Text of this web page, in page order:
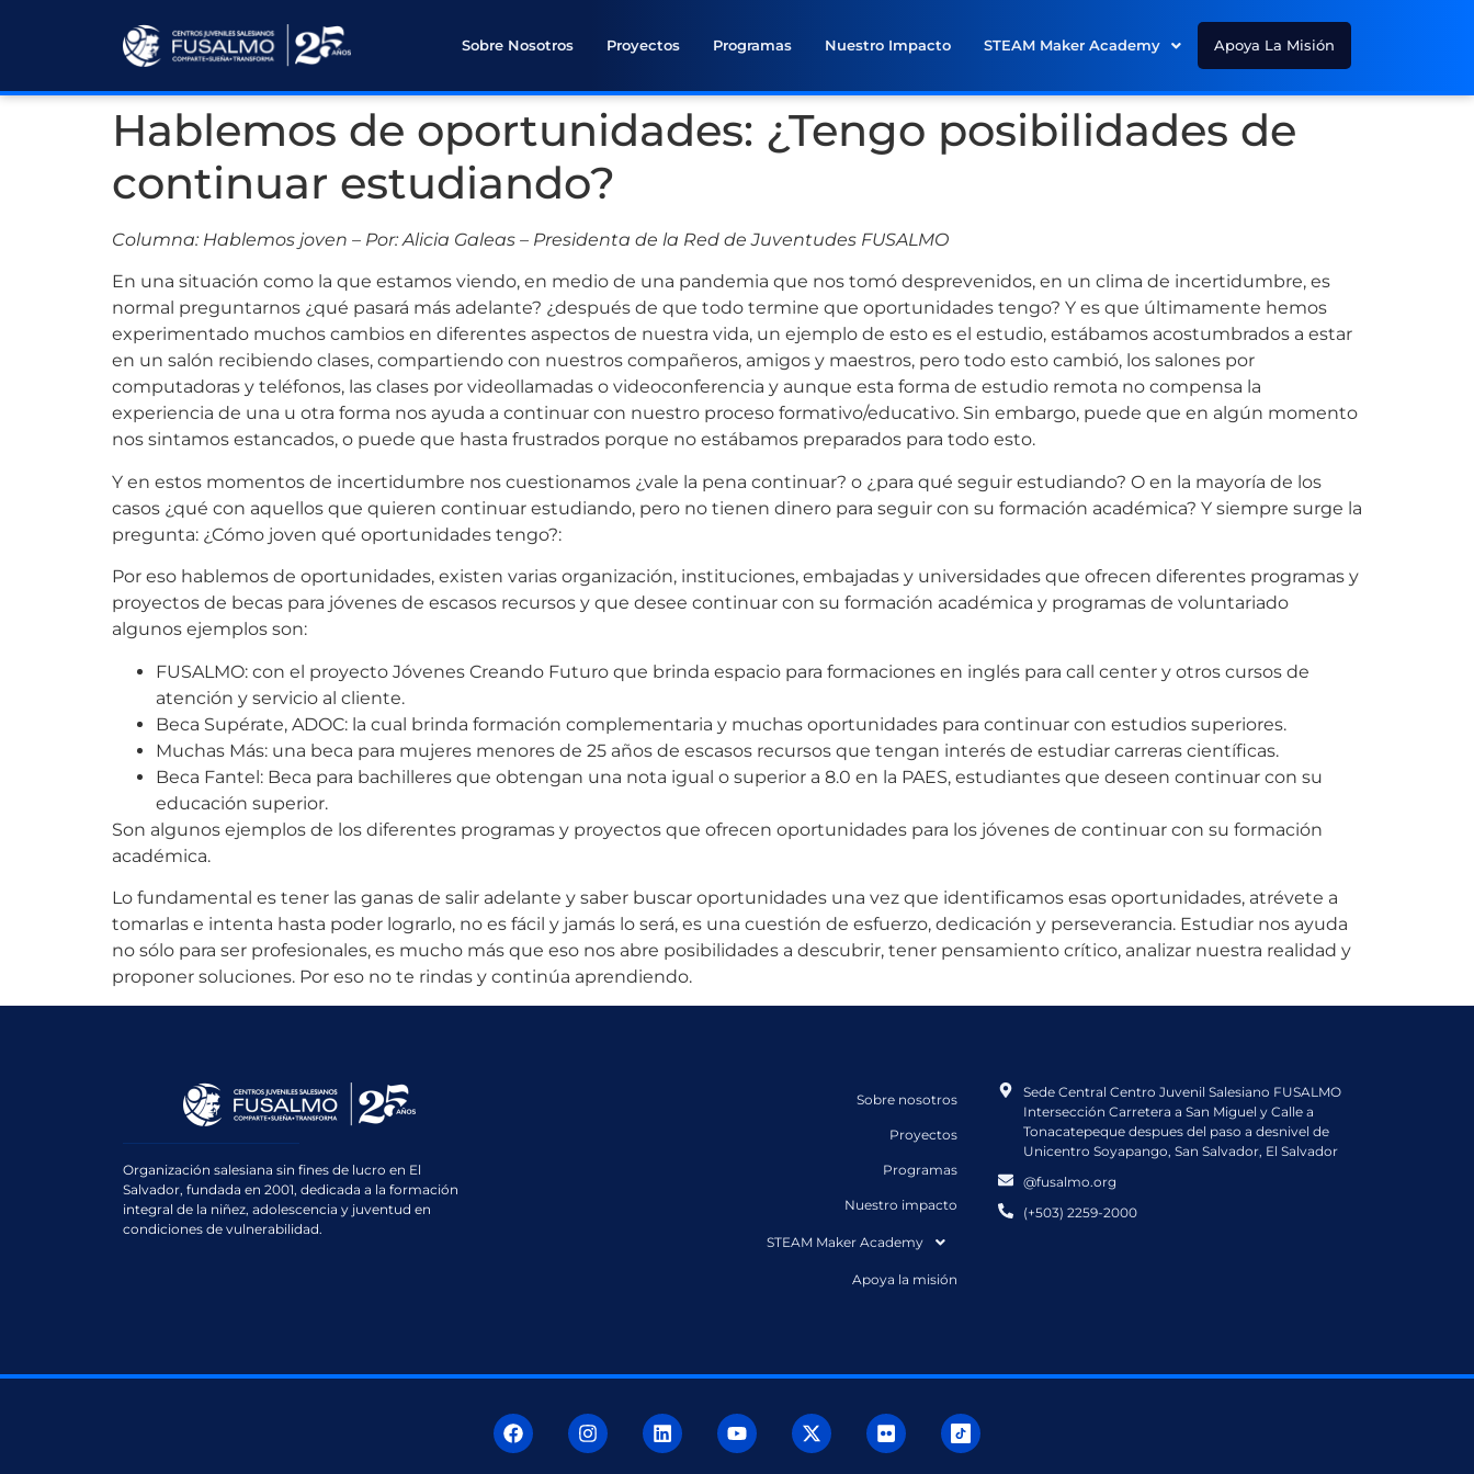
Sobre Nosotros Proyectos Programas Nuestro Impacto STEAM Maker Academy Apoya La Misión
Hablemos de oportunidades: ¿Tengo posibilidades de
continuar estudiando?
Columna: Hablemos joven – Por: Alicia Galeas – Presidenta de la Red de Juventudes FUSALMO
En una situación como la que estamos viendo, en medio de una pandemia que nos tomó desprevenidos, en un clima de incertidumbre, es
normal preguntarnos ¿qué pasará más adelante? ¿después de que todo termine que oportunidades tengo? Y es que últimamente hemos
experimentado muchos cambios en diferentes aspectos de nuestra vida, un ejemplo de esto es el estudio, estábamos acostumbrados a estar
en un salón recibiendo clases, compartiendo con nuestros compañeros, amigos y maestros, pero todo esto cambió, los salones por
computadoras y teléfonos, las clases por videollamadas o videoconferencia y aunque esta forma de estudio remota no compensa la
experiencia de una u otra forma nos ayuda a continuar con nuestro proceso formativo/educativo. Sin embargo, puede que en algún momento
nos sintamos estancados, o puede que hasta frustrados porque no estábamos preparados para todo esto.
Y en estos momentos de incertidumbre nos cuestionamos ¿vale la pena continuar? o ¿para qué seguir estudiando? O en la mayoría de los
casos ¿qué con aquellos que quieren continuar estudiando, pero no tienen dinero para seguir con su formación académica? Y siempre surge la
pregunta: ¿Cómo joven qué oportunidades tengo?:
Por eso hablemos de oportunidades, existen varias organización, instituciones, embajadas y universidades que ofrecen diferentes programas y
proyectos de becas para jóvenes de escasos recursos y que desee continuar con su formación académica y programas de voluntariado
algunos ejemplos son:
FUSALMO: con el proyecto Jóvenes Creando Futuro que brinda espacio para formaciones en inglés para call center y otros cursos de
atención y servicio al cliente.
Beca Supérate, ADOC: la cual brinda formación complementaria y muchas oportunidades para continuar con estudios superiores.
Muchas Más: una beca para mujeres menores de 25 años de escasos recursos que tengan interés de estudiar carreras científicas.
Beca Fantel: Beca para bachilleres que obtengan una nota igual o superior a 8.0 en la PAES, estudiantes que deseen continuar con su
educación superior.
Son algunos ejemplos de los diferentes programas y proyectos que ofrecen oportunidades para los jóvenes de continuar con su formación
académica.
Lo fundamental es tener las ganas de salir adelante y saber buscar oportunidades una vez que identificamos esas oportunidades, atrévete a
tomarlas e intenta hasta poder lograrlo, no es fácil y jamás lo será, es una cuestión de esfuerzo, dedicación y perseverancia. Estudiar nos ayuda
no sólo para ser profesionales, es mucho más que eso nos abre posibilidades a descubrir, tener pensamiento crítico, analizar nuestra realidad y
proponer soluciones. Por eso no te rindas y continúa aprendiendo.
Organización salesiana sin fines de lucro en El
Salvador, fundada en 2001, dedicada a la formación
integral de la niñez, adolescencia y juventud en
condiciones de vulnerabilidad.
Sobre nosotros
Proyectos
Programas
Nuestro impacto
STEAM Maker Academy
Apoya la misión
Sede Central Centro Juvenil Salesiano FUSALMO
Intersección Carretera a San Miguel y Calle a
Tonacatepeque despues del paso a desnivel de
Unicentro Soyapango, San Salvador, El Salvador
@fusalmo.org
(+503) 2259-2000